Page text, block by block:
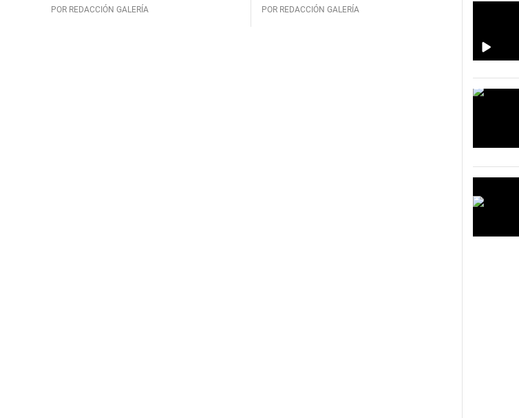
POR REDACCIÓN GALERÍA POR REDACCIÓN GALERÍA